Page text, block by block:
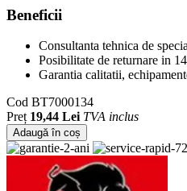
Beneficii
Consultanta tehnica de
Posibilitate de returnare in
Garantia calitatii,
Cod BT7000134
Preț 19,44 Lei TVA inclus
Adaugă în coș